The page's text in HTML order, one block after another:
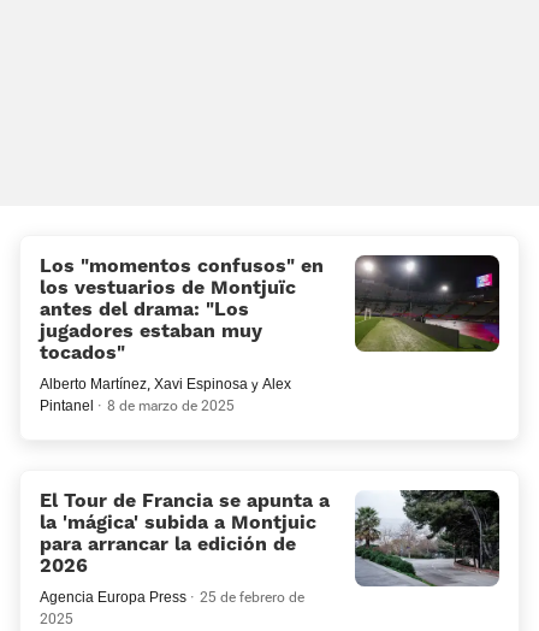
Los «momentos confusos» en
los vestuarios de Montjuïc
antes del drama: «Los
jugadores estaban muy
tocados»
Alberto Martínez, Xavi Espinosa y Alex
Pintanel
8 de marzo de 2025
El Tour de Francia se apunta a
la 'mágica' subida a Montjuic
para arrancar la edición de
2026
Agencia Europa Press
25 de febrero de
2025